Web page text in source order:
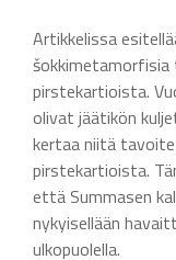
Artikkelissa
šokkimetamorfisia
pirstekartioista.
olivat jäätikön
kertaa niitä
pirstekartioista.
että Summasen
nykyisellään
ulkopuolella.